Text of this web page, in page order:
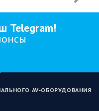
Telegram!
AV‑ОБОРУДОВАНИЯ